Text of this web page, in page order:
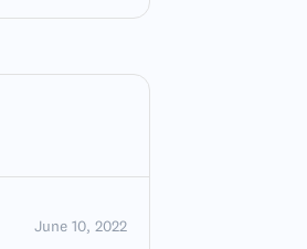
June 10, 2022